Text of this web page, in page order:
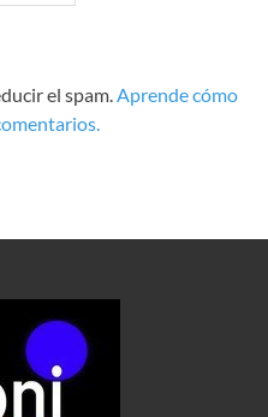
el spam.Aprende cómo